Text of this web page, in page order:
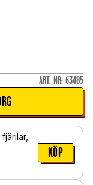
ART. NR: 63485
KÖP